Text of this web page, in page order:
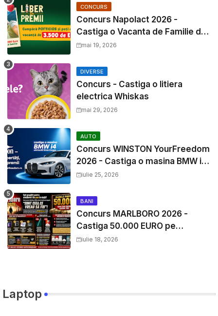
CONCURS
Concurs Napolact 2026 -
Castiga o Vacanta de Familie de
3500 Euro
mai 19, 2026
DIVERSE
Concurs - Castiga o litiera
electrica Whiskas
mai 29, 2026
AUTO
Concurs WINSTON YourFreedom
2026 - Castiga o masina BMW i4
si mii de premii cash
iulie 25, 2026
BANI
Concurs MARLBORO 2026 -
Castiga 50.000 EURO pe
YourDecision.ro
iulie 18, 2026
Laptop